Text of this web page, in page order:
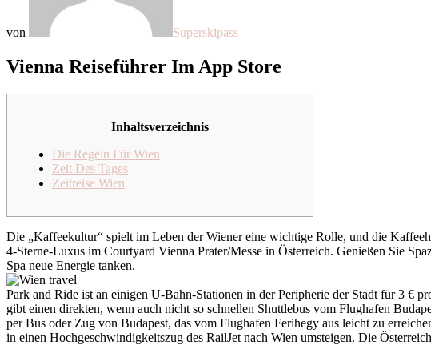
von Superskipass
Vienna Reiseführer Im App Store
Inhaltsverzeichnis
Die Regeln Für Wien
Zeit Des Tages
Zeitreise Wien
Die „Kaffeekultur“ spielt im Leben der Wiener eine wichtige Rolle, und die
4-Sterne-Luxus im Courtyard Vienna Prater/Messe in Österreich. Genießen Sie
Spa neue Energie tanken.
Park and Ride ist an einigen U-Bahn-Stationen in der Peripherie der Stadt für 3 €
gibt einen direkten, wenn auch nicht so schnellen Shuttlebus vom Flughafen
per Bus oder Zug von Budapest, das vom Flughafen Ferihegy aus leicht zu
in einen Hochgeschwindigkeitszug des RailJet nach Wien umsteigen. Die